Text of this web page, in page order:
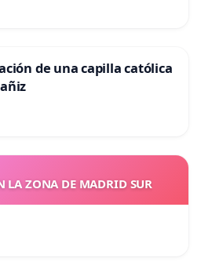
de una capilla católica
LA ZONA DE MADRID SUR